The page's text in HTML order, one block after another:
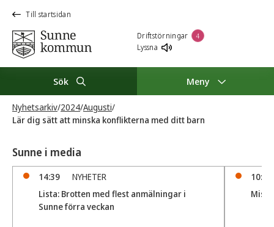
Till startsidan
Driftstörningar 4
Lyssna
Sök Meny
Nyhetsarkiv/2024/Augusti/
Lär dig sätt att minska konflikterna med ditt barn
Sunne i media
14:39
NYHETER
Lista: Brotten med flest anmälningar i
Sunne förra veckan
10:37